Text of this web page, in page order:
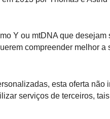
Y ou mtDNA que desejam
compreender melhor a
esta oferta não
serviços de terceiros,